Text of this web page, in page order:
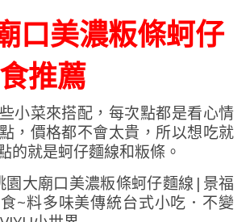
口美濃粄條蚵仔
推薦
小菜來搭配，每次點都是看心情
，價格都不會太貴，所以想吃就
的就是蚵仔麵線和粄條。